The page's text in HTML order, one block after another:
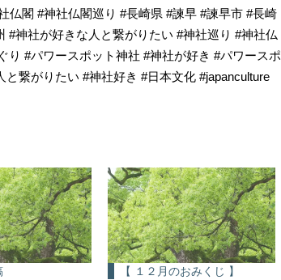
仏閣 #神社仏閣巡り #長崎県 #諫早 #諫早市 #長崎
#神社が好きな人と繋がりたい #神社巡り #神社仏
り #パワースポット神社 #神社が好き #パワースポ
繋がりたい #神社好き #日本文化 #japanculture
【 １２月のおみくじ 】